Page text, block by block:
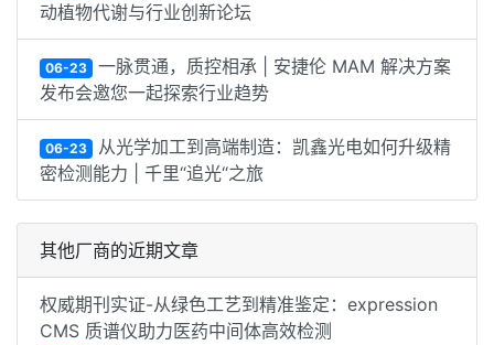
动植物代谢与行业创新论坛
06-23 一脉贯通，质控相承 | 安捷伦 MAM 解决方案
发布会邀您一起探索行业趋势
06-23 从光学加工到高端制造：凯鑫光电如何升级精
密检测能力 | 千里“追光“之旅
其他厂商的近期文章
权威期刊实证-从绿色工艺到精准鉴定：expression
CMS 质谱仪助力医药中间体高效检测